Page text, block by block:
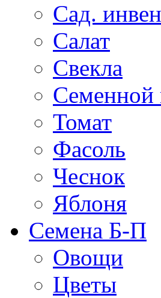
Сад.
Салат
Свекла
Семенной
Томат
Фасоль
Чеснок
Яблоня
Семена Б-П
Овощи
Цветы